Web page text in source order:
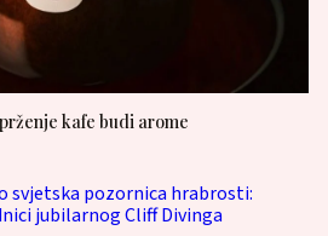
kafe budi arome